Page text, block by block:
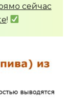
сейчас
!